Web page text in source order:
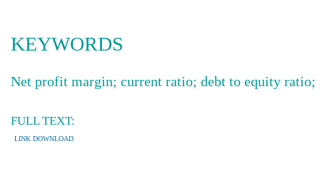
KEYWORDS
Net profit margin; current ratio; debt to equity ratio;
FULL TEXT:
LINK DOWNLOAD